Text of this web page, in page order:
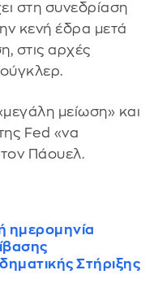
στη συνεδρίαση
κενή έδρα μετά
στις αρχές
μείωση» και
Fed «να
Πάουελ.
ημερομηνία
Στήριξης